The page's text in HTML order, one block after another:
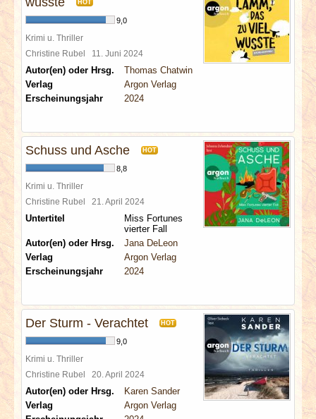
HOT
9,0
Krimi u. Thriller
Christine Rubel 11. Juni 2024
Autor(en) oder Hrsg.
Thomas Chatwin
Verlag
Argon Verlag
Erscheinungsjahr
2024
Schuss und Asche HOT
8,8
Krimi u. Thriller
Christine Rubel 21. April 2024
Untertitel
Miss Fortunes
vierter Fall
Autor(en) oder Hrsg.
Jana DeLeon
Verlag
Argon Verlag
Erscheinungsjahr
2024
Der Sturm - Verachtet HOT
9,0
Krimi u. Thriller
Christine Rubel 20. April 2024
Autor(en) oder Hrsg.
Karen Sander
Verlag
Argon Verlag